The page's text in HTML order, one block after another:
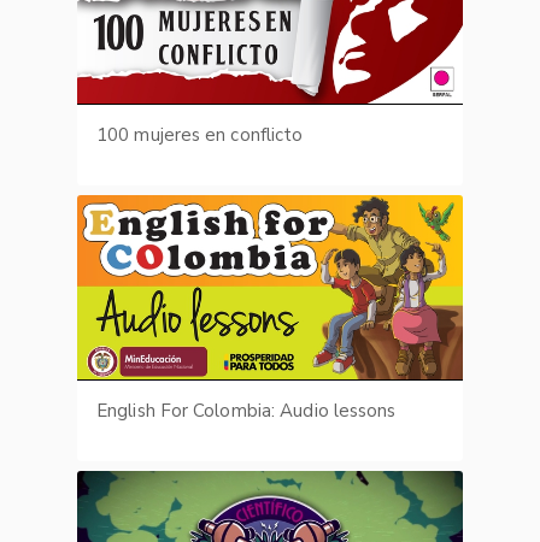
100 mujeres en conflicto
English For Colombia: Audio lessons